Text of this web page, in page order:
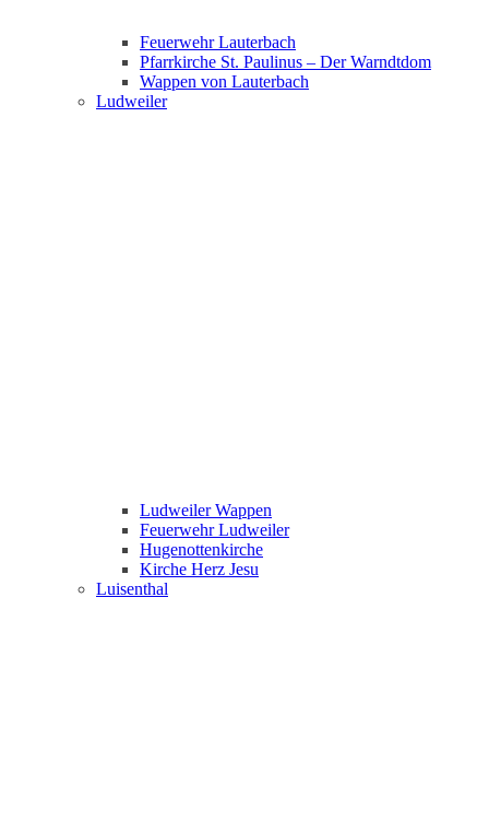
Feuerwehr Lauterbach
Pfarrkirche St. Paulinus – Der Warndtdom
Wappen von Lauterbach
Ludweiler
Ludweiler Wappen
Feuerwehr Ludweiler
Hugenottenkirche
Kirche Herz Jesu
Luisenthal